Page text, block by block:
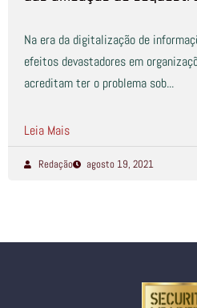
Na era da digitalização de
efeitos devastadores em
acreditam ter o problema sob...
Leia Mais
Redação agosto 19, 2021